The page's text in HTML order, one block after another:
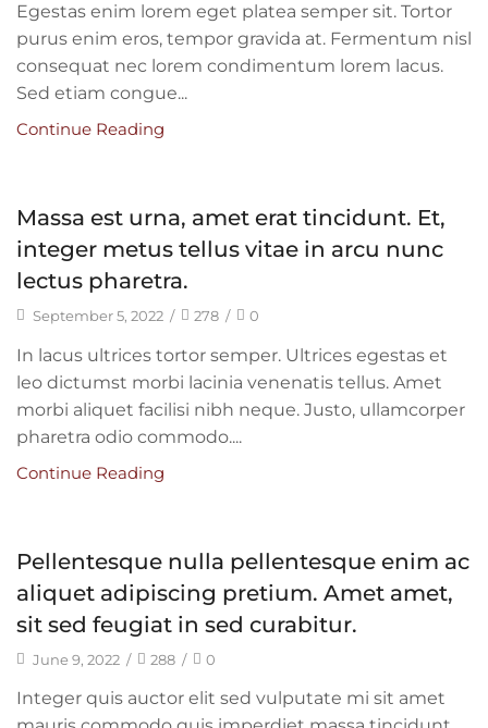
Egestas enim lorem eget platea semper sit. Tortor
purus enim eros, tempor gravida at. Fermentum nisl
consequat nec lorem condimentum lorem lacus.
Sed etiam congue...
Continue Reading
Massa est urna, amet erat tincidunt. Et,
integer metus tellus vitae in arcu nunc
lectus pharetra.
September 5, 2022 / 278 / 0
In lacus ultrices tortor semper. Ultrices egestas et
leo dictumst morbi lacinia venenatis tellus. Amet
morbi aliquet facilisi nibh neque. Justo, ullamcorper
pharetra odio commodo....
Continue Reading
Pellentesque nulla pellentesque enim ac
aliquet adipiscing pretium. Amet amet,
sit sed feugiat in sed curabitur.
June 9, 2022 / 288 / 0
Integer quis auctor elit sed vulputate mi sit amet